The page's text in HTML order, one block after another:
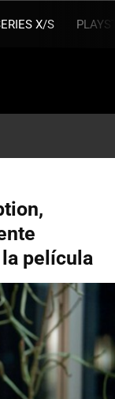
X/S
película